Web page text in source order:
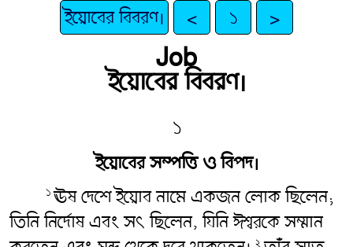
ইয়োবের বিবরণ। < ১ >
Job
ইয়োবের বিবরণ।
১
ইয়োবের সম্পত্তি ও বিপদ।
১ঊষ দেশে ইয়োব নামে একজন লোক ছিলেন;
তিনি নির্দোষ এবং সৎ ছিলেন, যিনি ঈশ্বরকে সম্মান
২